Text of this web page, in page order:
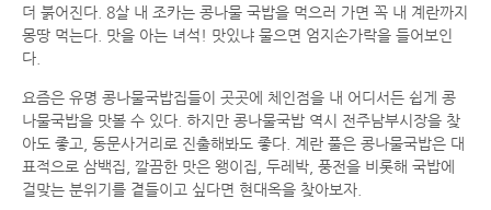
더 붉어진다. 8살 내 조카는 콩나물 국밥을 먹으러 가면 꼭 내 계란까지
몽땅 먹는다. 맛을 아는 녀석! 맛있냐 물으면 엄지손가락을 들어보인
다.
요즘은 유명 콩나물국밥집들이 곳곳에 체인점을 내 어디서든 쉽게 콩
나물국밥을 맛볼 수 있다. 하지만 콩나물국밥 역시 전주남부시장을 찾
아도 좋고, 동문사거리로 진출해봐도 좋다. 계란 풀은 콩나물국밥은 대
표적으로 삼백집, 깔끔한 맛은 왱이집, 두레박, 풍전을 비롯해 국밥에
걸맞는 분위기를 곁들이고 싶다면 현대옥을 찾아보자.